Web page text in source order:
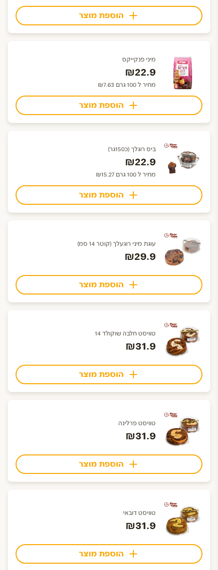
הוספת מוצר
מיני פנקייקס
₪22.9
מחיר ל 100 גרם ₪7.63
הוספת מוצר
ביס רוגלך (כ150גר)
₪22.9
מחיר ל 100 גרם ₪15.27
הוספת מוצר
עוגת מיני רוגעלך (קוטר 14 סמ)
₪29.9
הוספת מוצר
טוויסט חלבה שוקולד 14
₪31.9
הוספת מוצר
טוויסט פרלינה
₪31.9
הוספת מוצר
טוויסט דובאי
₪31.9
הוספת מוצר